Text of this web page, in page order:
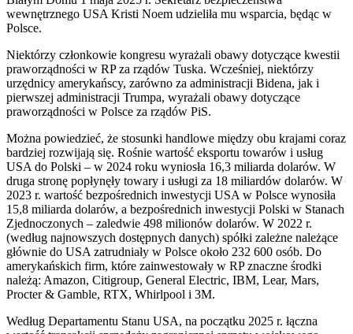
wewnętrznego USA Kristi Noem udzieliła mu wsparcia, będąc w
Polsce.
Niektórzy członkowie kongresu wyrażali obawy dotyczące kwestii
praworządności w RP za rządów Tuska. Wcześniej, niektórzy
urzędnicy amerykańscy, zarówno za administracji Bidena, jak i
pierwszej administracji Trumpa, wyrażali obawy dotyczące
praworządności w Polsce za rządów PiS.
Można powiedzieć, że stosunki handlowe między obu krajami coraz
bardziej rozwijają się. Rośnie wartość eksportu towarów i usług
USA do Polski – w 2024 roku wyniosła 16,3 miliarda dolarów. W
druga stronę popłynęły towary i usługi za 18 miliardów dolarów. W
2023 r. wartość bezpośrednich inwestycji USA w Polsce wynosiła
15,8 miliarda dolarów, a bezpośrednich inwestycji Polski w Stanach
Zjednoczonych – zaledwie 498 milionów dolarów. W 2022 r.
(według najnowszych dostępnych danych) spółki zależne należące
głównie do USA zatrudniały w Polsce około 232 600 osób. Do
amerykańskich firm, które zainwestowały w RP znaczne środki
należą: Amazon, Citigroup, General Electric, IBM, Lear, Mars,
Procter & Gamble, RTX, Whirlpool i 3M.
Według Departamentu Stanu USA, na początku 2025 r. łączna